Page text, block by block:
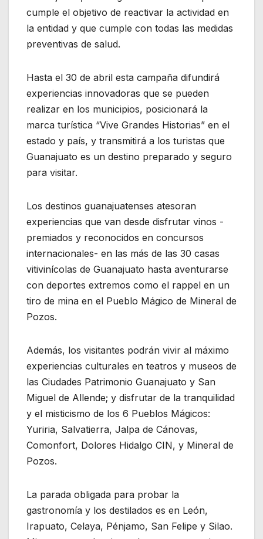
cumple el objetivo de reactivar la actividad en
la entidad y que cumple con todas las medidas
preventivas de salud.
Hasta el 30 de abril esta campaña difundirá
experiencias innovadoras que se pueden
realizar en los municipios, posicionará la
marca turística “Vive Grandes Historias” en el
estado y país, y transmitirá a los turistas que
Guanajuato es un destino preparado y seguro
para visitar.
Los destinos guanajuatenses atesoran
experiencias que van desde disfrutar vinos -
premiados y reconocidos en concursos
internacionales- en las más de las 30 casas
vitivinícolas de Guanajuato hasta aventurarse
con deportes extremos como el rappel en un
tiro de mina en el Pueblo Mágico de Mineral de
Pozos.
Además, los visitantes podrán vivir al máximo
experiencias culturales en teatros y museos de
las Ciudades Patrimonio Guanajuato y San
Miguel de Allende; y disfrutar de la tranquilidad
y el misticismo de los 6 Pueblos Mágicos:
Yuriria, Salvatierra, Jalpa de Cánovas,
Comonfort, Dolores Hidalgo CIN, y Mineral de
Pozos.
La parada obligada para probar la
gastronomía y los destilados es en León,
Irapuato, Celaya, Pénjamo, San Felipe y Silao.